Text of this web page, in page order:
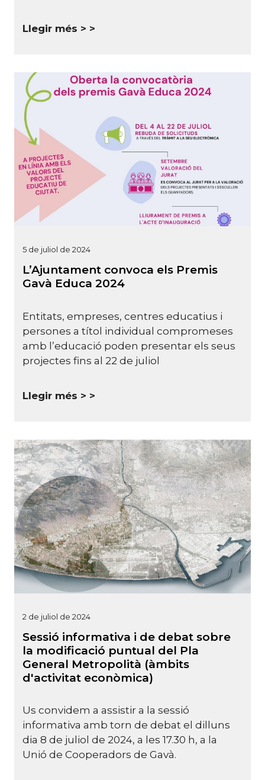
Llegir més >
5 de juliol de 2024
L’Ajuntament convoca els Premis
Gavà Educa 2024
Entitats, empreses, centres educatius i
persones a títol individual compromeses
amb l’educació poden presentar els seus
projectes fins al 22 de juliol
Llegir més >
2 de juliol de 2024
Sessió informativa i de debat sobre
la modificació puntual del Pla
General Metropolità (àmbits
d'activitat econòmica)
Us convidem a assistir a la sessió
informativa amb torn de debat el dilluns
dia 8 de juliol de 2024, a les 17.30 h, a la
Unió de Cooperadors de Gavà.